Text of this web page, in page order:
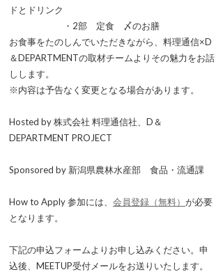
ドとドリンク
・2部 定食 〆のお膳
お食事をたのしんでいただきながら、料理通信×D
＆DEPARTMENTの取材チームよりその魅力をお話
しします。
※内容は予告なく変更となる場合があります。
Hosted by 株式会社 料理通信社、D＆
DEPARTMENT PROJECT
Sponsored by 新潟県農林水産部 食品・流通課
How to Apply 参加には、 会員登録（無料） が必要
となります。
下記の申込フォームよりお申し込みください。申
込後、MEETUP受付メールをお送りいたします。